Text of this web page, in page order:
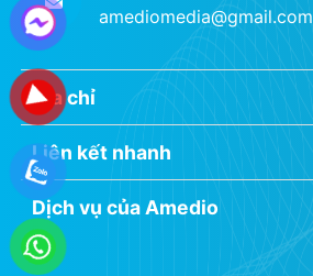
amediomedia@gmail.com
Địa chỉ
Liên kết nhanh
Dịch vụ của Amedio